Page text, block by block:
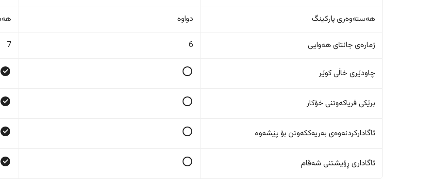
هەستەوەری پارکینگ دواوە
ژمارەی جانتای هەوایی 6
7
چاودێری خاڵی کوێر
برێکی فریاکەوتنی خۆکار
ئاگادارکردنەوەی بەریەککەوتن بۆ پێشەوە
ئاگاداری ڕۆیشتنی شەقام